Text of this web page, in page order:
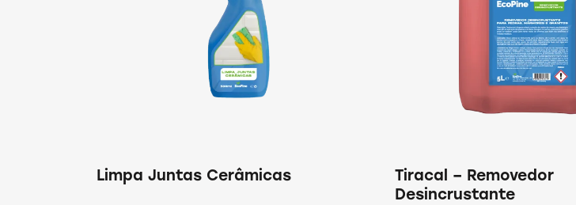
Limpa Juntas Cerâmicas
Tiracal – Removedor
Desincrustante